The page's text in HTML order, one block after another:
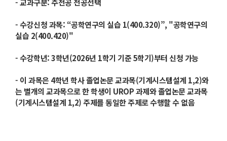
- 교과구분: 주전공 전공선택
- 수강신청 과목: “공학연구의 실습 1(400.320)”, "공학연구의
실습 2(400.420)"
- 수강학년: 3학년(2026년 1학기 기준 5학기)부터 신청 가능
- 이 과목은 4학년 학사 졸업논문 교과목(기계시스템설계 1,2)와
는 별개의 교과목으로 한 학생이 UROP 과제와 졸업논문 교과목
(기계시스템설계 1,2) 주제를 동일한 주제로 수행할 수 없음